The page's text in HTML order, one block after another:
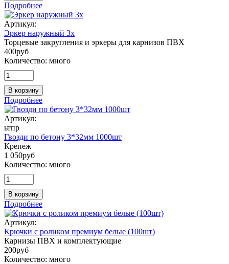
Подробнее
Артикул:
Эркер наружный 3х
Торцевые закругления и эркеры для карнизов ПВХ
400руб
Количество: много
В корзину
Подробнее
Артикул:
ьтпр
Гвозди по бетону 3*32мм 1000шт
Крепеж
1 050руб
Количество: много
В корзину
Подробнее
Артикул:
Крючки с роликом премиум белые (100шт)
Карнизы ПВХ и комплектующие
200руб
Количество: много